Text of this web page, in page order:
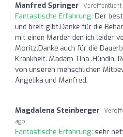
Manfred Springer Veröffentlicht
Fantastische Erfahrung: Der
und breit gibt.Danke für die
mit einen Marder den ich leider
Moritz.Danke auch für die
Krankheit. Madam Tina .Hündin.
von unseren menschlichen
Angelika und Manfred.
Magdalena Steinberger
ago
Fantastische Erfahrung: sehr